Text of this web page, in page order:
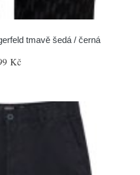
tmavě šedá / černá
Kč